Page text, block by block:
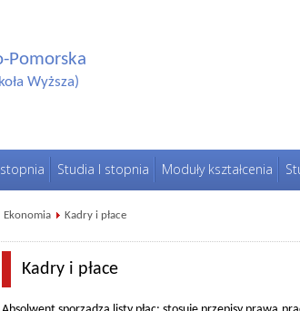
Pomorska
Wyższa)
Studia I stopnia Moduły kształcenia
Ekonomia Kadry i płace
Kadry i płace